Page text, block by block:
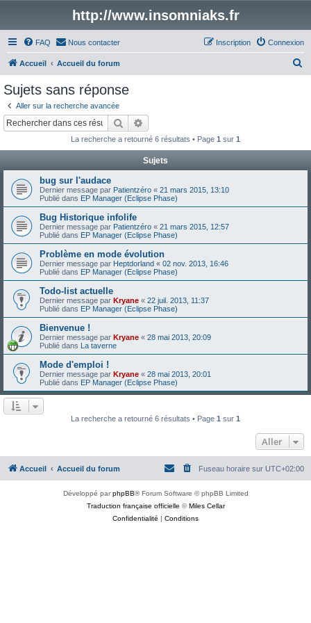
http://www.insomniaks.fr
FAQ Nous contacter Connexion
Inscription
Accueil Accueil du forum
Sujets sans réponse
Aller sur la recherche avancée
Rechercher
La recherche a retourné 6 résultats • Page 1 sur 1
Sujets
bug sur l'audace
Dernier message par Patientzéro « 21 mars 2015, 13:10
Publié dans EP Manager (Eclipse Phase)
Bug Historique infolife
Dernier message par Patientzéro « 21 mars 2015, 12:57
Publié dans EP Manager (Eclipse Phase)
Problème en mode évolution
Dernier message par Heptdorland « 02 nov. 2013, 16:46
Publié dans EP Manager (Eclipse Phase)
Todo-list actuelle
Dernier message par Kryane « 22 juil. 2013, 11:37
Publié dans EP Manager (Eclipse Phase)
Bienvenue !
Dernier message par Kryane « 28 mai 2013, 20:09
Publié dans La taverne
Mode d'emploi !
Dernier message par Kryane « 28 mai 2013, 20:01
Publié dans EP Manager (Eclipse Phase)
La recherche a retourné 6 résultats • Page 1 sur 1
Aller
Accueil Accueil du forum Fuseau horaire sur UTC+02:00
Développé parphpBB® Forum Software © phpBB Limited
Traduction française officielle ©Miles Cellar
Confidentialité | Conditions